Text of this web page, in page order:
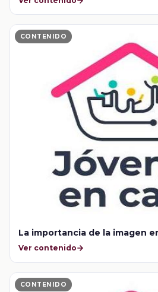
CONTENIDO
La importancia de la imagen
Ver contenido
CONTENIDO